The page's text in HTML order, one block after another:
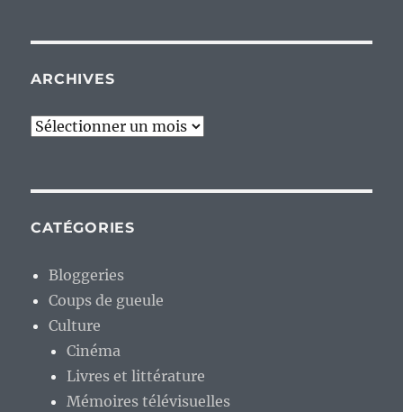
ARCHIVES
Archives
CATÉGORIES
Bloggeries
Coups de gueule
Culture
Cinéma
Livres et littérature
Mémoires télévisuelles